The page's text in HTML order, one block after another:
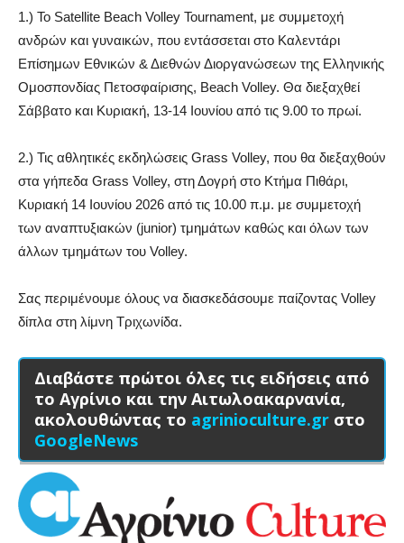
1.) Το Satellite Beach Volley Tournament, με συμμετοχή
ανδρών και γυναικών, που εντάσσεται στο Καλεντάρι
Επίσημων Εθνικών & Διεθνών Διοργανώσεων της Ελληνικής
Ομοσπονδίας Πετοσφαίρισης, Beach Volley. Θα διεξαχθεί
Σάββατο και Κυριακή, 13-14 Ιουνίου από τις 9.00 το πρωί.
2.) Τις αθλητικές εκδηλώσεις Grass Volley, που θα διεξαχθούν
στα γήπεδα Grass Volley, στη Δογρή στο Κτήμα Πιθάρι,
Κυριακή 14 Ιουνίου 2026 από τις 10.00 π.μ. με συμμετοχή
των αναπτυξιακών (junior) τμημάτων καθώς και όλων των
άλλων τμημάτων του Volley.
Σας περιμένουμε όλους να διασκεδάσουμε παίζοντας Volley
δίπλα στη λίμνη Τριχωνίδα.
Διαβάστε πρώτοι όλες τις ειδήσεις από
το Αγρίνιο και την Αιτωλοακαρνανία,
ακολουθώντας το agrinioculture.gr στο
GoogleNews